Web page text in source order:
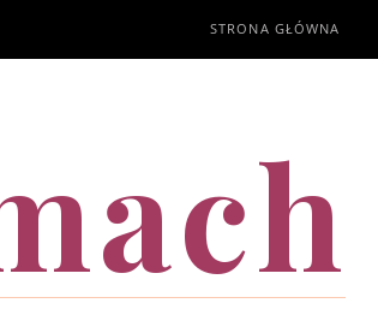
STRONA GŁÓWNA